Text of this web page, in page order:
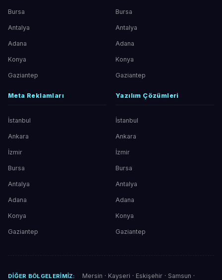
Bursa
Antalya
Adana
Konya
Gaziantep
Bursa
Antalya
Adana
Konya
Gaziantep
Meta Reklamları
İstanbul
Ankara
İzmir
Bursa
Antalya
Adana
Konya
Gaziantep
Yazılım Çözümleri
İstanbul
Ankara
İzmir
Bursa
Antalya
Adana
Konya
Gaziantep
DIĞER BÖLGELERIMIZ: Mersin · Kayseri · Eskişehir· Samsun ·